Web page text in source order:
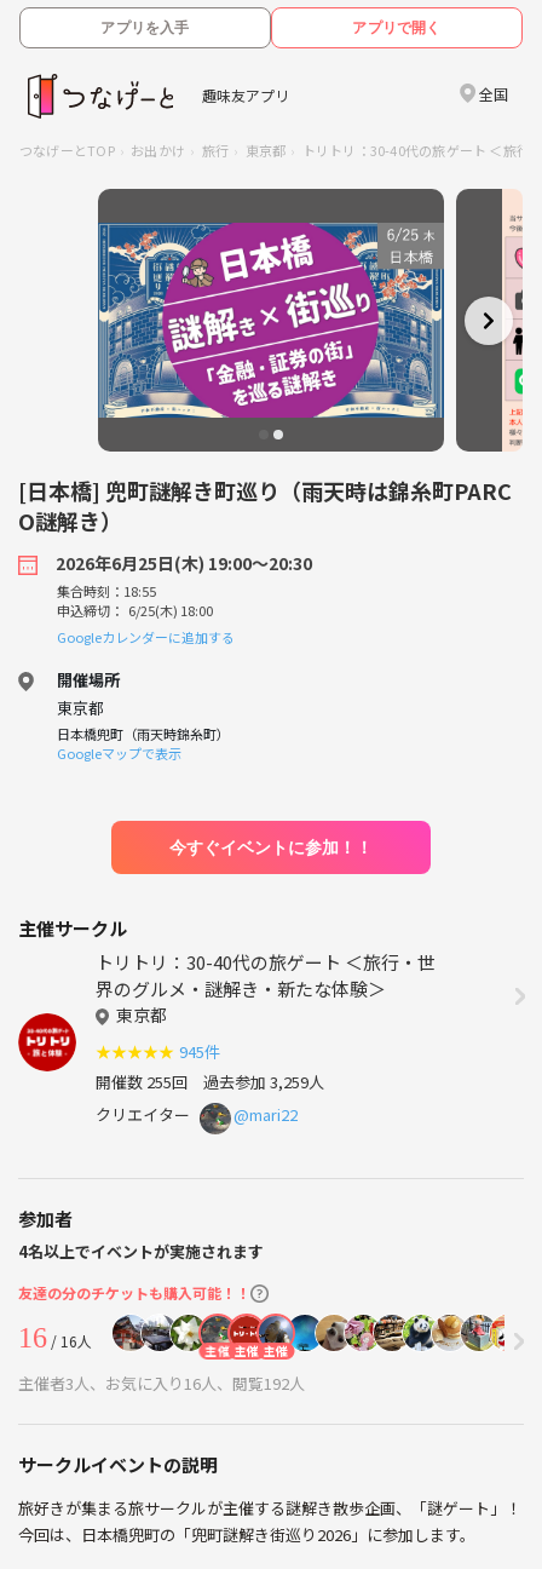
アプリを入手 アプリで開く
趣味友アプリ 全国
つなげーとTOP お出かけ 旅行 東京都 トリトリ：30-40代の旅ゲート ＜旅行
[日本橋] 兜町謎解き町巡り（雨天時は錦糸町PARC
O謎解き）
2026年6月25日(木) 19:00〜20:30
集合時刻：18:55
申込締切： 6/25(木) 18:00
Googleカレンダーに追加する
開催場所
東京都
日本橋兜町（雨天時錦糸町）
Googleマップで表示
今すぐイベントに参加！！
主催サークル
トリトリ：30-40代の旅ゲート ＜旅行・世
界のグルメ・謎解き・新たな体験＞
東京都
★★★★★ 945件
開催数 255回 過去参加 3,259人
クリエイター
@mari22
参加者
4名以上でイベントが実施されます
友達の分のチケットも購入可能！！
16/ 16人 主催 主催 主催
主催者3人、お気に入り16人、閲覧192人
サークルイベントの説明
旅好きが集まる旅サークルが主催する謎解き散歩企画、「謎ゲート」！
今回は、日本橋兜町の「兜町謎解き街巡り2026」に参加します。